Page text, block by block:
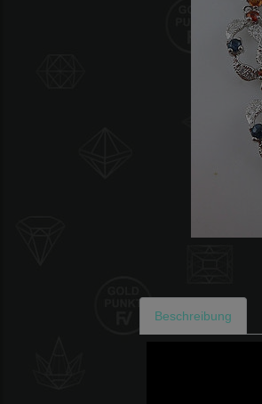
Beschreibung